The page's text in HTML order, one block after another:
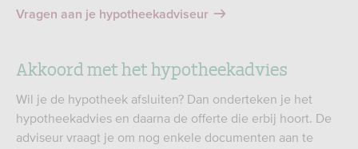
Vragen aan je hypotheekadviseur
Akkoord met het hypotheekadvies
Wil je de hypotheek afsluiten? Dan onderteken je het
hypotheekadvies en daarna de offerte die erbij hoort. De
adviseur vraagt je om nog enkele documenten aan te